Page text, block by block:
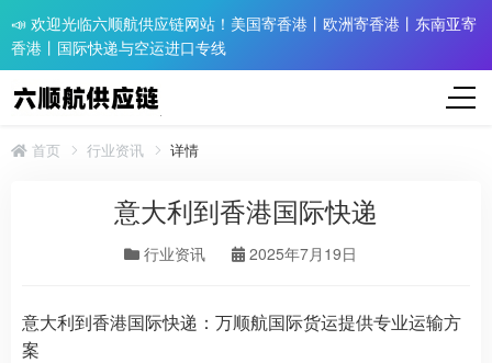
📣 欢迎光临六顺航供应链网站！美国寄香港丨欧洲寄香港丨东南亚寄
香港丨国际快递与空运进口专线
首页 行业资讯 详情
意大利到香港国际快递
行业资讯 2025年7月19日
意大利到香港国际快递：万顺航国际货运提供专业运输方
案